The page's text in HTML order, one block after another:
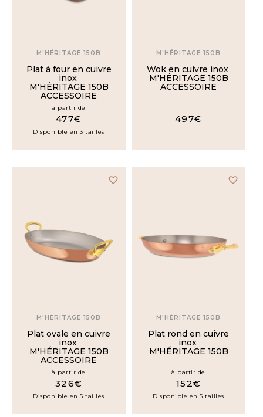
M'HÉRITAGE 150B
Plat à four en cuivre
inox
M'HÉRITAGE 150B
ACCESSOIRE
à partir de
477€
Disponible en 3 tailles
M'HÉRITAGE 150B
Wok en cuivre inox
M'HÉRITAGE 150B
ACCESSOIRE
497€
favorite_border
M'HÉRITAGE 150B
Plat ovale en cuivre
inox
M'HÉRITAGE 150B
ACCESSOIRE
à partir de
326€
Disponible en 5 tailles
favorite_border
M'HÉRITAGE 150B
Plat rond en cuivre
inox
M'HÉRITAGE 150B
à partir de
152€
Disponible en 5 tailles